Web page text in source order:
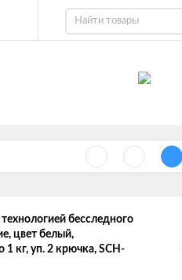
бесследного
цвет белый,
кг, уп. 2 крючка, SCH-